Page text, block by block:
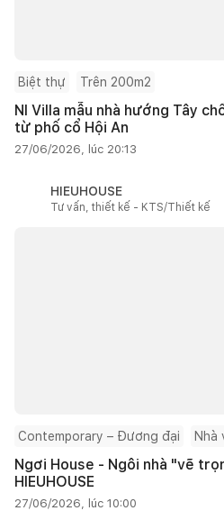
Biệt thự Trên 200m2
NI Villa mẫu nhà hướng Tây
từ phố cổ Hội An
27/06/2026, lúc 20:13
HIEUHOUSE
Tư vấn, thiết kế - KTS/Thiết kế
Contemporary – Đương đại Nhà
Ngơi House - Ngôi nhà "vẽ
HIEUHOUSE
27/06/2026, lúc 10:00